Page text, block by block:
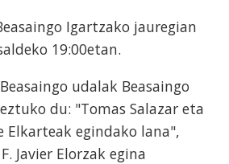
Igartzako jauregian
19:00etan.
udalak Beasaingo
du: "Tomas Salazar eta
Elkarteak egindako lana",
Javier Elorzak egina